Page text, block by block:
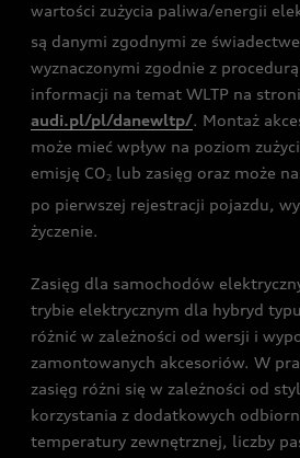
wartości zużycia paliwa/energii
są danymi zgodnymi ze
wyznaczonymi zgodnie z procedurą
informacji na temat WLTP na
audi.pl/pl/danewltp/. Montaż
może mieć wpływ na poziom
emisję CO2 lub zasięg oraz może
po pierwszej rejestracji pojazdu,
życzenie.
Zasięg dla samochodów
trybie elektrycznym dla hybryd
różnić w zależności od wersji i
zamontowanych akcesoriów. W
zasięg różni się w zależności od
korzystania z dodatkowych
temperatury zewnętrznej, liczby